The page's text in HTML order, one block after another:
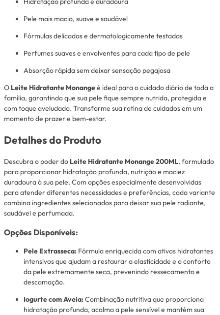
Pele mais macia, suave e saudável
Fórmulas delicadas e dermatologicamente testadas
Perfumes suaves e envolventes para cada tipo de pele
Absorção rápida sem deixar sensação pegajosa
O Leite Hidratante Monangeé ideal para o cuidado diário de toda a
família, garantindo que sua pele fique sempre nutrida, protegida e
com toque aveludado. Transforme sua rotina de cuidados em um
momento de prazer e bem-estar.
Detalhes do Produto
Descubra o poder do Leite Hidratante Monange 200ML, formulado
para proporcionar hidratação profunda, nutrição e maciez
duradoura à sua pele. Com opções especialmente desenvolvidas
para atender diferentes necessidades e preferências, cada variante
combina ingredientes selecionados para deixar sua pele radiante,
saudável e perfumada.
Opções Disponíveis:
Pele Extrasseca: Fórmula enriquecida com ativos hidratantes
intensivos que ajudam a restaurar a elasticidade e o conforto
da pele extremamente seca, prevenindo ressecamento e
descamação.
Iogurte com Aveia:Combinação nutritiva que proporciona
hidratação profunda, acalma a pele sensível e mantém sua